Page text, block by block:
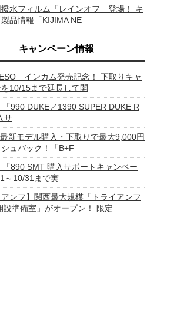
撥水フィルム「レインオフ」登場！ キ
品情報「KIJIMA NE
キャンペーン情報
」インカム発売記念！ 下取りキャ
10/15まで延長して開
「990 DUKE／1390 SUPER DUKE R
サ
新モデル購入・下取りで最大9,000円
ュバック！「B+F
「890 SMT 購入サポートキャンペー
～10/31まで実
アンフ】関西最大規模「トライアンフ
設準備室」がオープン！ 限定